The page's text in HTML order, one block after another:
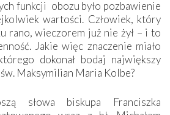
funkcji obozu było pozbawienie
wartości. Człowiek, który
rano, wieczorem już nie żył – i to
Jakie więc znaczenie miało
dokonał bodaj największy
Maksymilian Maria Kolbe?
słowa biskupa Franciszka